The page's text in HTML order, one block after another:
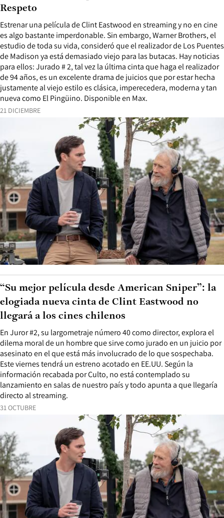
21 DICIEMBRE
Estrenar una película de Clint Eastwood en streaming y no en cine
es algo bastante imperdonable. Sin embargo, Warner Brothers, el
estudio de toda su vida, consideró que el realizador de Los Puentes
de Madison ya está demasiado viejo para las butacas. Hay noticias
para ellos: Jurado # 2, tal vez la última cinta que haga el realizador
de 94 años, es un excelente drama de juicios que por estar hecha
justamente al viejo estilo es clásica, imperecedera, moderna y tan
nueva como El Pingüino. Disponible en Max.
Respeto
31 OCTUBRE
En Juror #2, su largometraje número 40 como director, explora el
dilema moral de un hombre que sirve como jurado en un juicio por
asesinato en el que está más involucrado de lo que sospechaba.
Este viernes tendrá un estreno acotado en EE.UU. Según la
información recabada por Culto, no está contemplado su
lanzamiento en salas de nuestro país y todo apunta a que llegaría
directo al streaming.
“Su mejor película desde American Sniper”: la
elogiada nueva cinta de Clint Eastwood no
llegará a los cines chilenos